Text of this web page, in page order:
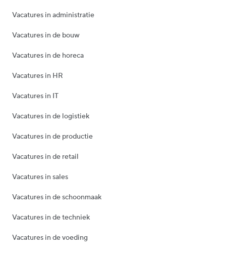
Vacatures in administratie
Vacatures in de bouw
Vacatures in de horeca
Vacatures in HR
Vacatures in IT
Vacatures in de logistiek
Vacatures in de productie
Vacatures in de retail
Vacatures in sales
Vacatures in de schoonmaak
Vacatures in de techniek
Vacatures in de voeding